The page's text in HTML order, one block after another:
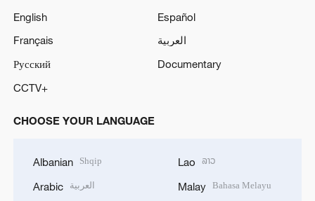
English
Español
Français
العربية
Русский
Documentary
CCTV+
CHOOSE YOUR LANGUAGE
Albanian Shqip
Arabic العربية
Lao ລາວ
Malay Bahasa Melayu